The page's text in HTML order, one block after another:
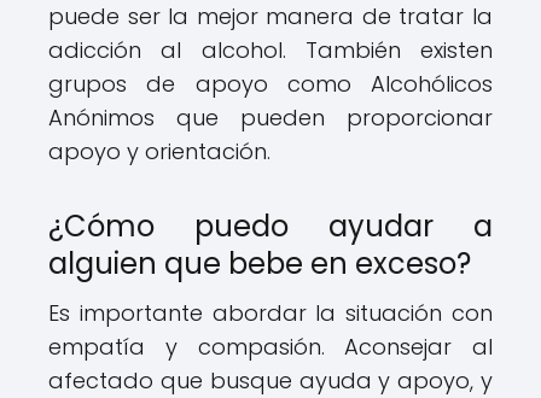
puede ser la mejor manera de tratar la
adicción al alcohol. También existen
grupos de apoyo como Alcohólicos
Anónimos que pueden proporcionar
apoyo y orientación.
¿Cómo puedo ayudar a
alguien que bebe en exceso?
Es importante abordar la situación con
empatía y compasión. Aconsejar al
afectado que busque ayuda y apoyo, y